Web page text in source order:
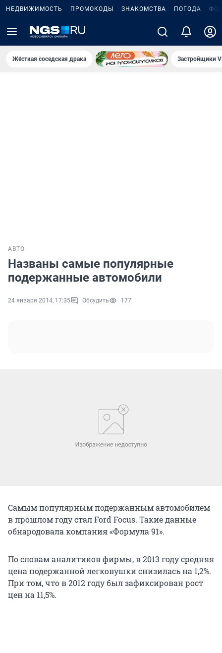
НЕДВИЖИМОСТЬ ПРОМОКОДЫ ЗНАКОМСТВА ПОГОДА
Жёсткая соседская драка Застройщики
АВТО
Названы самые популярные
подержанные автомобили
24 января 2014, 17:35 Обсудить 177
Самым популярным подержанным автомобилем
в прошлом году стал Ford Focus. Такие данные
обнародовала компания «Формула 91».
По словам аналитиков фирмы, в 2013 году средняя
цена подержанной легковушки снизилась на 1,2%.
При том, что в 2012 году был зафиксирован рост
цен на 11,5%.